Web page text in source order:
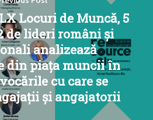
Locuri de Muncă, 5
de lideri români și
analizează
din piața muncii în
cu care se
și angajatorii